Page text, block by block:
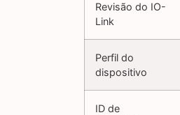
Revisão do IO-
Link
Perfil do
dispositivo
ID de